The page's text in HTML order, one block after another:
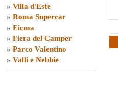
» Villa d'Este
» Roma Supercar
» Eicma
» Fiera del Camper
» Parco Valentino
» Valli e Nebbie